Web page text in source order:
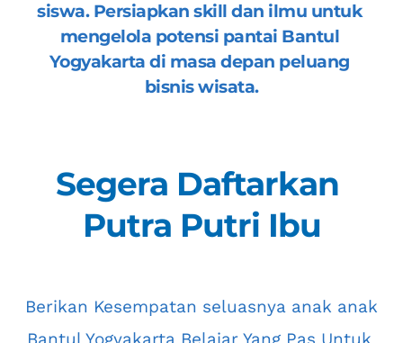
siswa. Persiapkan skill dan ilmu untuk
mengelola potensi pantai Bantul
Yogyakarta di masa depan peluang
bisnis wisata.
Segera Daftarkan
Putra Putri Ibu